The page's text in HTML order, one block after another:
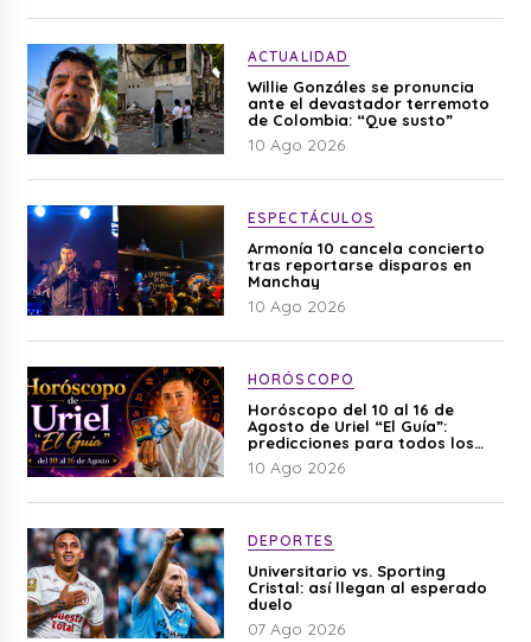
ACTUALIDAD
Willie Gonzáles se pronuncia
ante el devastador terremoto
de Colombia: “Que susto”
10 Ago 2026
ESPECTÁCULOS
Armonía 10 cancela concierto
tras reportarse disparos en
Manchay
10 Ago 2026
HORÓSCOPO
Horóscopo del 10 al 16 de
Agosto de Uriel “El Guía”:
predicciones para todos los
signos del zodiaco aquí
10 Ago 2026
DEPORTES
Universitario vs. Sporting
Cristal: así llegan al esperado
duelo
07 Ago 2026